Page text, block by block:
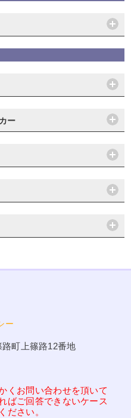
ー
ー
町上篠路12番地
くお問い合わせを頂いて
ばご回答できないケース
ださい。